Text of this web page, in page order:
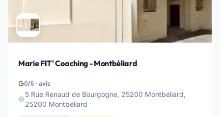
Marie FIT' Coaching - Montbéliard
0/5 · avis
5 Rue Renaud de Bourgogne, 25200 Montbéliard,
25200 Montbéliard